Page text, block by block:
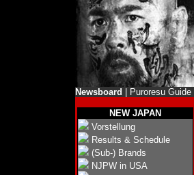
Newsboard Puroresu Guide|
NEW JAPAN
Vorstellung
Results & Schedule
(Sub-) Brands
NJPW in USA